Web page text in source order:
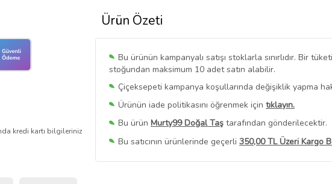
Ürün Özeti
Bu ürünün kampanyalı satışı stoklarla sınırlıdır. Bir
stoğundan maksimum 10 adet satın alabilir.
Çiçeksepeti kampanya koşullarında değişiklik yapma
Ürünün iade politikasını öğrenmek için tıklayın.
Bu ürün Murty99 Doğal Taş tarafından gönderilecektir.
Bu satıcının ürünlerinde geçerli 350,00 TL Üzeri Kargo
Bu SatıcınınTüm Ürünlerini Görüntüle
kredi kartı bilgileriniz